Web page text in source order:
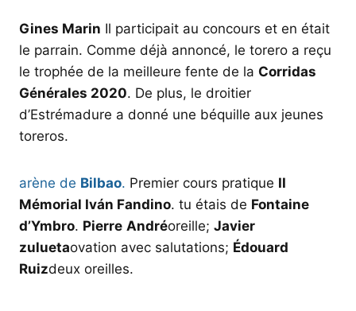
Gines Marin Il participait au concours et en était
le parrain. Comme déjà annoncé, le torero a reçu
le trophée de la meilleure fente de la Corridas
Générales 2020. De plus, le droitier
d’Estrémadure a donné une béquille aux jeunes
toreros.
arène de Bilbao. Premier cours pratique II
Mémorial Iván Fandino. tu étais de Fontaine
d’Ymbro. Pierre Andréoreille; Javier
zuluetaovation avec salutations; Édouard
Ruizdeux oreilles.